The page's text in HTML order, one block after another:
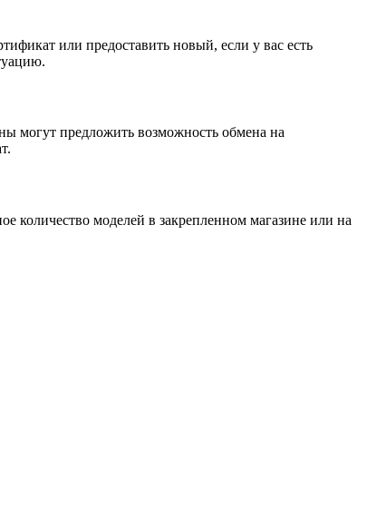
или предоставить новый, если у вас есть
могут предложить возможность обмена на
количество моделей в закрепленном магазине или на